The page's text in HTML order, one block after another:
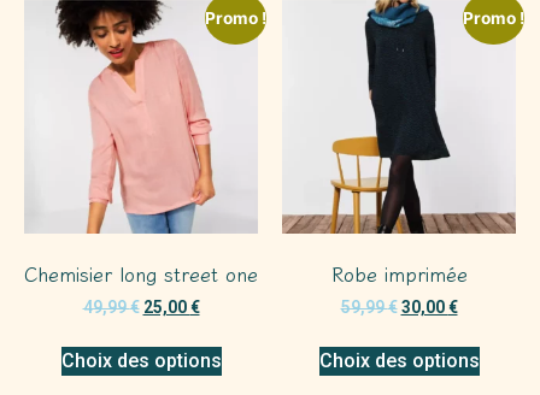
Promo !
Chemisier long street one
49,99€ 25,00€
Choix des options
Promo !
Robe imprimée
59,99€ 30,00€
Choix des options